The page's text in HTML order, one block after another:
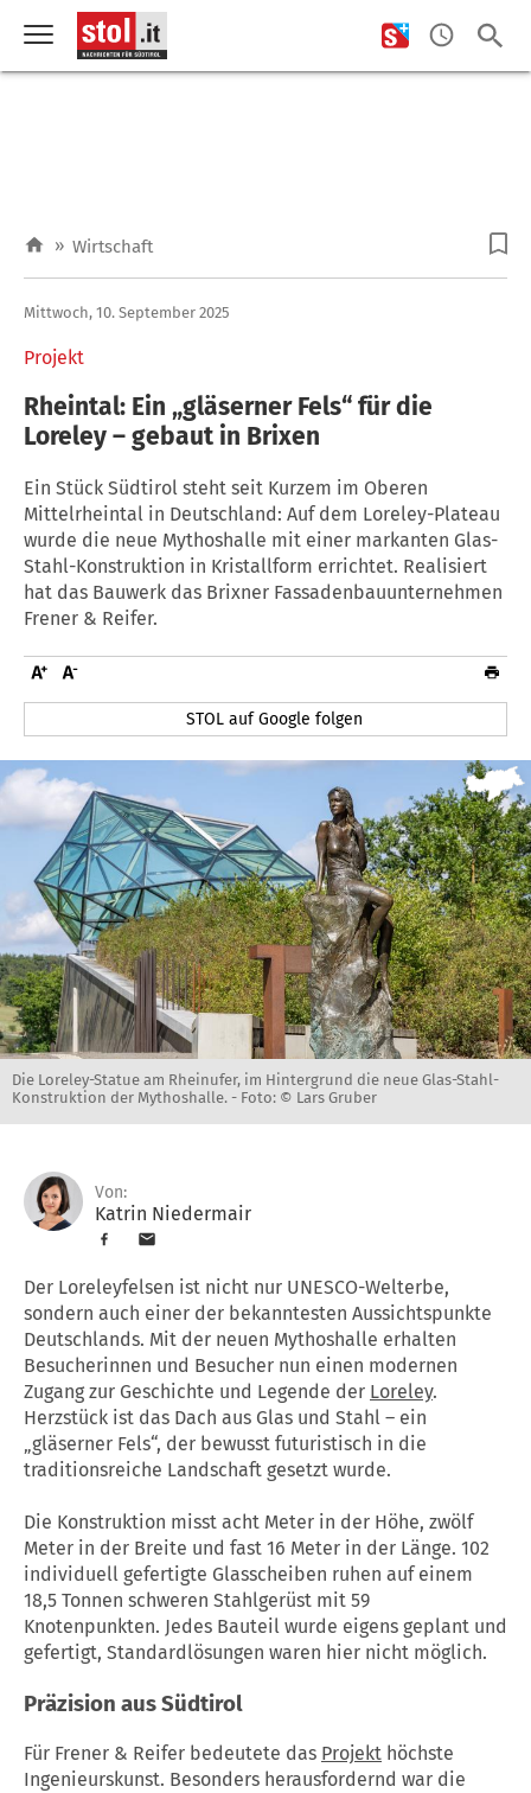
» Wirtschaft
Projekt
Mittwoch, 10. September 2025
Rheintal: Ein „gläserner Fels“ für die
Loreley – gebaut in Brixen
Ein Stück Südtirol steht seit Kurzem im Oberen
Mittelrheintal in Deutschland: Auf dem Loreley-Plateau
wurde die neue Mythoshalle mit einer markanten Glas-
Stahl-Konstruktion in Kristallform errichtet. Realisiert
hat das Bauwerk das Brixner Fassadenbauunternehmen
Frener & Reifer.
STOL auf Google folgen
Die Loreley-Statue am Rheinufer, im Hintergrund die neue Glas-Stahl-
Konstruktion der Mythoshalle. - Foto: © Lars Gruber
Von:
Katrin Niedermair
Der Loreleyfelsen ist nicht nur UNESCO-Welterbe,
sondern auch einer der bekanntesten Aussichtspunkte
Deutschlands. Mit der neuen Mythoshalle erhalten
Besucherinnen und Besucher nun einen modernen
Zugang zur Geschichte und Legende der Loreley.
Herzstück ist das Dach aus Glas und Stahl – ein
„gläserner Fels“, der bewusst futuristisch in die
traditionsreiche Landschaft gesetzt wurde.
Die Konstruktion misst acht Meter in der Höhe, zwölf
Meter in der Breite und fast 16 Meter in der Länge. 102
individuell gefertigte Glasscheiben ruhen auf einem
18,5 Tonnen schweren Stahlgerüst mit 59
Knotenpunkten. Jedes Bauteil wurde eigens geplant und
gefertigt, Standardlösungen waren hier nicht möglich.
Präzision ausSüdtirol
Für Frener & Reifer bedeutete das Projekt höchste
Ingenieurskunst. Besonders herausfordernd war die